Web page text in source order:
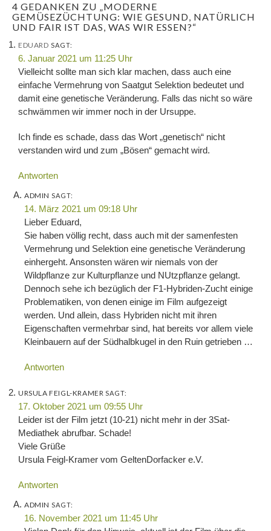
4 GEDANKEN ZU „MODERNE
GEMÜSEZÜCHTUNG: WIE GESUND, NATÜRLICH
UND FAIR IST DAS, WAS WIR ESSEN?“
EDUARD SAGT:
6. Januar 2021 um 11:25 Uhr
Vielleicht sollte man sich klar machen, dass auch eine
einfache Vermehrung von Saatgut Selektion bedeutet und
damit eine genetische Veränderung. Falls das nicht so wäre
schwämmen wir immer noch in der Ursuppe.
Ich finde es schade, dass das Wort „genetisch“ nicht
verstanden wird und zum „Bösen“ gemacht wird.
Antworten
ADMIN SAGT:
14. März 2021 um 09:18 Uhr
Lieber Eduard,
Sie haben völlig recht, dass auch mit der samenfesten
Vermehrung und Selektion eine genetische Veränderung
einhergeht. Ansonsten wären wir niemals von der
Wildpflanze zur Kulturpflanze und NUtzpflanze gelangt.
Dennoch sehe ich bezüglich der F1-Hybriden-Zucht einige
Problematiken, von denen einige im Film aufgezeigt
werden. Und allein, dass Hybriden nicht mit ihren
Eigenschaften vermehrbar sind, hat bereits vor allem viele
Kleinbauern auf der Südhalbkugel in den Ruin getrieben …
Antworten
URSULA FEIGL-KRAMER SAGT:
17. Oktober 2021 um 09:55 Uhr
Leider ist der Film jetzt (10-21) nicht mehr in der 3Sat-
Mediathek abrufbar. Schade!
Viele Grüße
Ursula Feigl-Kramer vom GeltenDorfacker e.V.
Antworten
ADMIN SAGT:
16. November 2021 um 11:45 Uhr